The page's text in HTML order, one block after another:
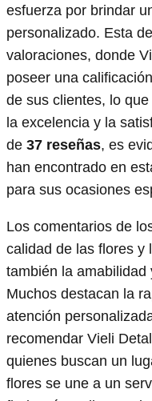
esfuerza por brindar
personalizado. Esta
valoraciones, donde
poseer una
de sus clientes, lo
la excelencia y la
de 37 reseñas, es
han encontrado en
para sus ocasiones
Los comentarios de
calidad de las flores y
también la amabilidad
Muchos destacan la
atención
recomendar Vieli
quienes buscan un
flores se une a un